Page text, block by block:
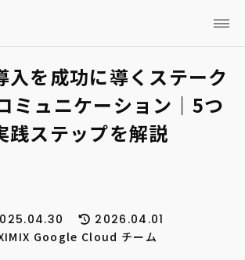
入を成功に導くステーク
ミュニケーション｜5つ
践ステップを解説
2026.04.01
Google Cloud チーム